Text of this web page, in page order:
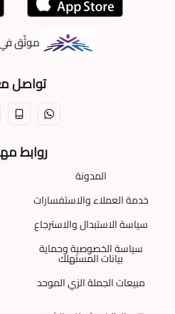
موثّق
تواصل
روابط
المدونة
خدمة العملاء والاستفسارات
سياسة الاستبدال والاسترجاع
سياسة الخصوصية وحماية
بيانات المستهلك
مبيعات الجملة الزي الموحد